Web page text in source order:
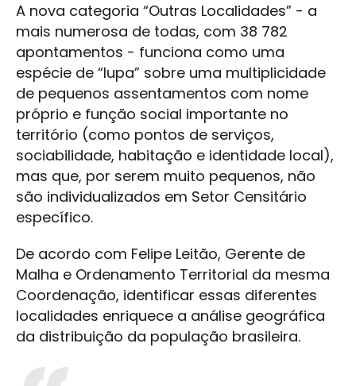
A nova categoria “Outras Localidades” - a
mais numerosa de todas, com 38 782
apontamentos - funciona como uma
espécie de “lupa” sobre uma multiplicidade
de pequenos assentamentos com nome
próprio e função social importante no
território (como pontos de serviços,
sociabilidade, habitação e identidade local),
mas que, por serem muito pequenos, não
são individualizados em Setor Censitário
específico.
De acordo com Felipe Leitão, Gerente de
Malha e Ordenamento Territorial da mesma
Coordenação, identificar essas diferentes
localidades enriquece a análise geográfica
da distribuição da população brasileira.